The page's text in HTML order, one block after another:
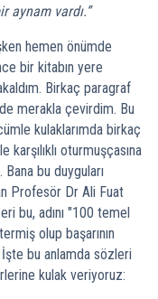
aynam vardı.”
hemen önümde
bir kitabın yere
Birkaç paragraf
merakla çevirdim. Bu
kulaklarımda birkaç
oturmuşçasına
bu duyguları
Profesör Dr Ali Fuat
bu, adını "100 temel
olup başarının
İşte bu anlamda sözleri
kulak veriyoruz: